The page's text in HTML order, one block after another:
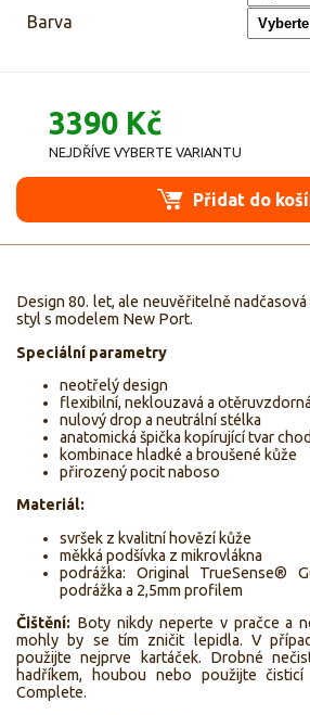
Barva
3390 Kč
NEJDŘÍVE VYBERTE VARIANTU
Přidat do
Design 80. let, ale neuvěřitelně
styl s modelem New Port.
Speciální parametry
neotřelý design
flexibilní, neklouzavá a
nulový drop a neutrální stélka
anatomická špička kopírující tvar
kombinace hladké a broušené kůže
přirozený pocit naboso
Materiál:
svršek z kvalitní hovězí kůže
měkká podšívka z mikrovlákna
podrážka: Original TrueSense®
podrážka a 2,5mm profilem
Čištění: Boty nikdy neperte v pračce a
mohly by se tím zničit lepidla. V
použijte nejprve kartáček. Drobné
hadříkem, houbou nebo použijte
Complete.